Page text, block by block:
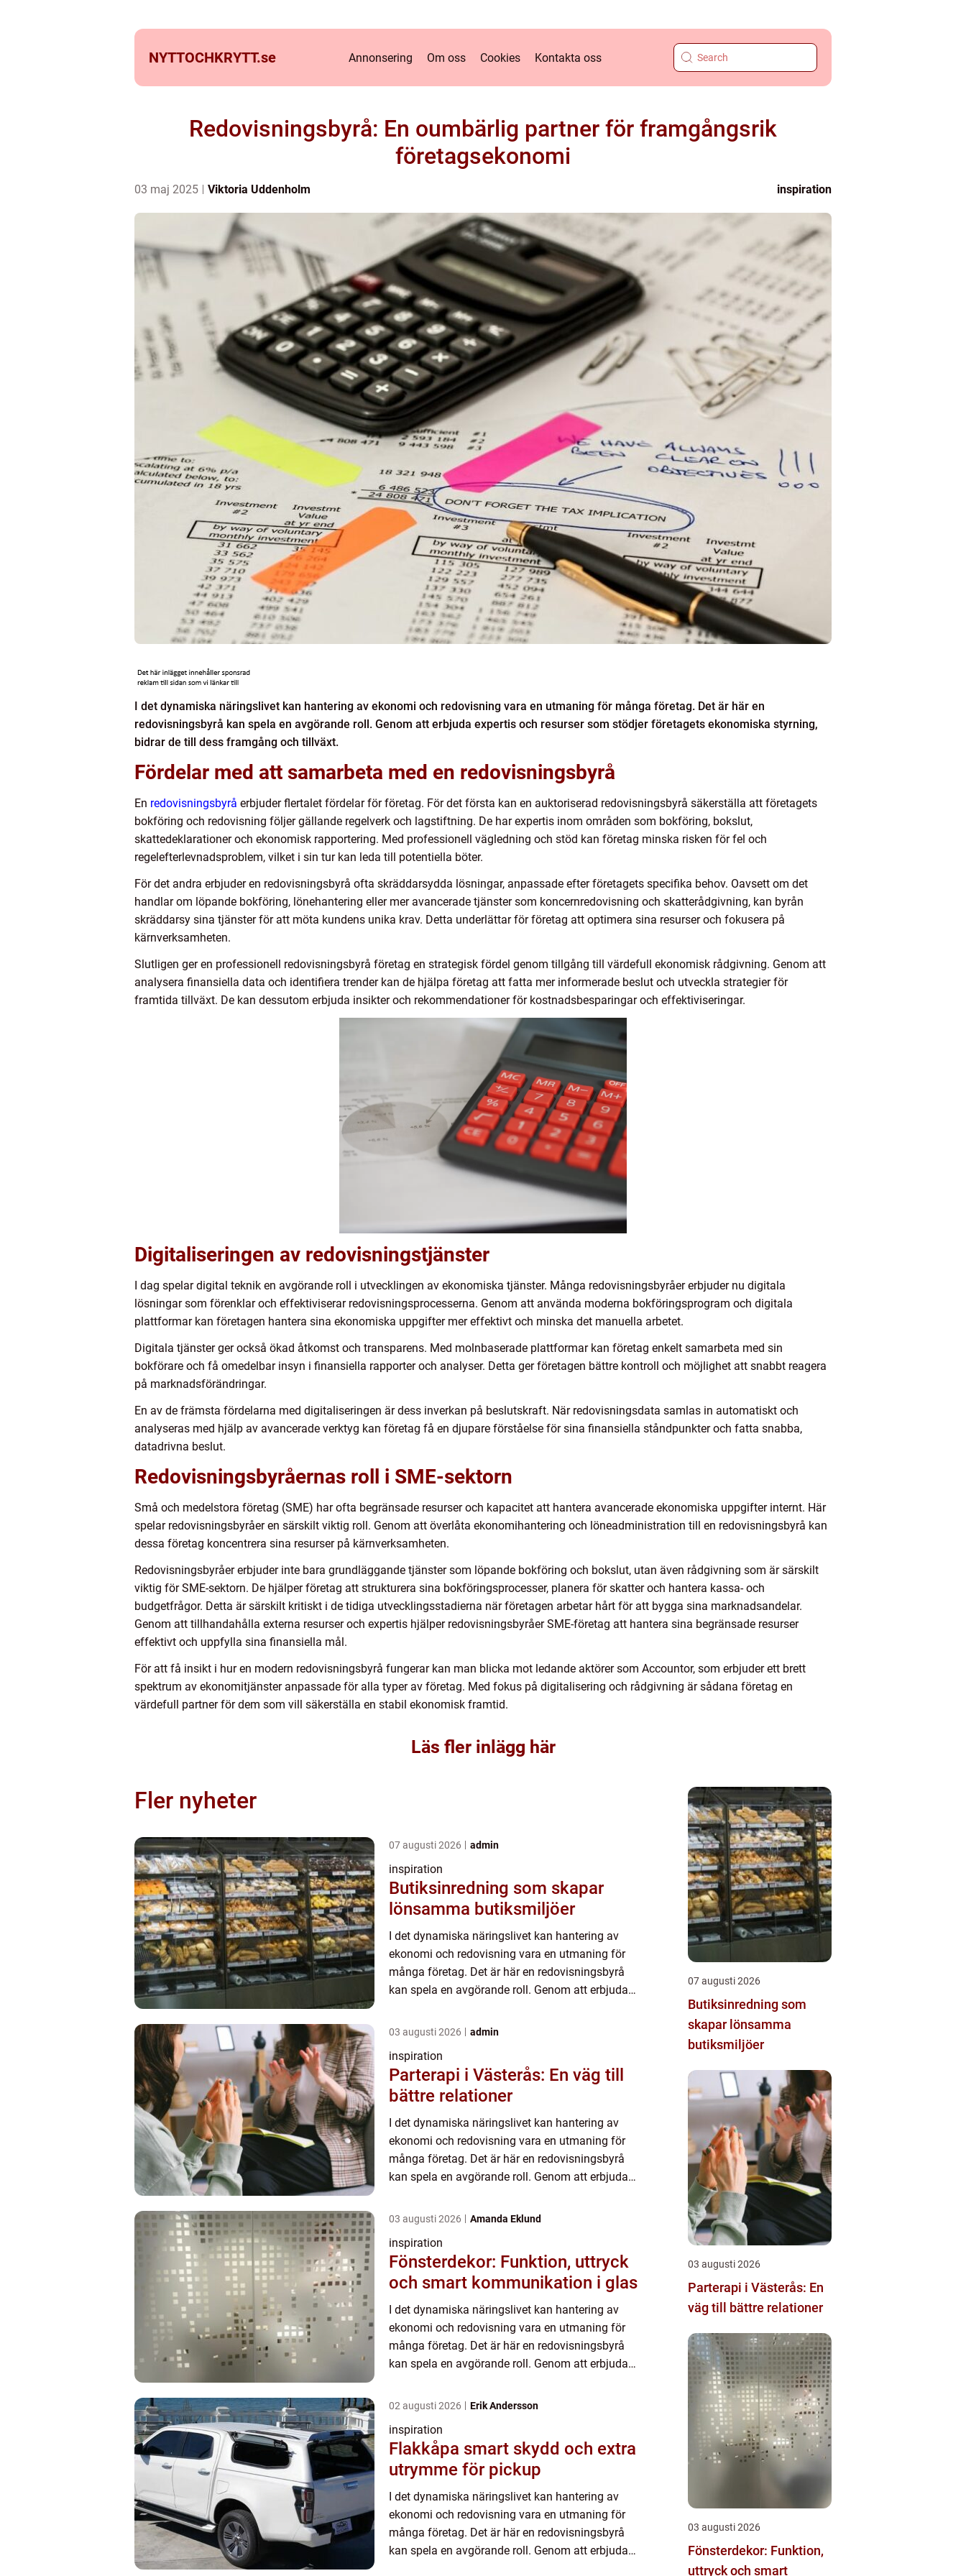
NYTTOCHKRYTT.se Annonsering Om oss Cookies Kontakta oss
Redovisningsbyrå: En oumbärlig partner för framgångsrik
företagsekonomi
03 maj 2025 Viktoria Uddenholm inspiration
I det dynamiska näringslivet kan hantering av ekonomi och redovisning vara en utmaning för många företag. Det är här en
redovisningsbyrå kan spela en avgörande roll. Genom att erbjuda expertis och resurser som stödjer företagets ekonomiska styrning,
bidrar de till dess framgång och tillväxt.
Fördelar med att samarbeta med en redovisningsbyrå
En redovisningsbyrå erbjuder flertalet fördelar för företag. För det första kan en auktoriserad redovisningsbyrå säkerställa att företagets
bokföring och redovisning följer gällande regelverk och lagstiftning. De har expertis inom områden som bokföring, bokslut,
skattedeklarationer och ekonomisk rapportering. Med professionell vägledning och stöd kan företag minska risken för fel och
regelefterlevnadsproblem, vilket i sin tur kan leda till potentiella böter.
För det andra erbjuder en redovisningsbyrå ofta skräddarsydda lösningar, anpassade efter företagets specifika behov. Oavsett om det
handlar om löpande bokföring, lönehantering eller mer avancerade tjänster som koncernredovisning och skatterådgivning, kan byrån
skräddarsy sina tjänster för att möta kundens unika krav. Detta underlättar för företag att optimera sina resurser och fokusera på
kärnverksamheten.
Slutligen ger en professionell redovisningsbyrå företag en strategisk fördel genom tillgång till värdefull ekonomisk rådgivning. Genom att
analysera finansiella data och identifiera trender kan de hjälpa företag att fatta mer informerade beslut och utveckla strategier för
framtida tillväxt. De kan dessutom erbjuda insikter och rekommendationer för kostnadsbesparingar och effektiviseringar.
Digitaliseringen av redovisningstjänster
I dag spelar digital teknik en avgörande roll i utvecklingen av ekonomiska tjänster. Många redovisningsbyråer erbjuder nu digitala
lösningar som förenklar och effektiviserar redovisningsprocesserna. Genom att använda moderna bokföringsprogram och digitala
plattformar kan företagen hantera sina ekonomiska uppgifter mer effektivt och minska det manuella arbetet.
Digitala tjänster ger också ökad åtkomst och transparens. Med molnbaserade plattformar kan företag enkelt samarbeta med sin
bokförare och få omedelbar insyn i finansiella rapporter och analyser. Detta ger företagen bättre kontroll och möjlighet att snabbt reagera
på marknadsförändringar.
En av de främsta fördelarna med digitaliseringen är dess inverkan på beslutskraft. När redovisningsdata samlas in automatiskt och
analyseras med hjälp av avancerade verktyg kan företag få en djupare förståelse för sina finansiella ståndpunkter och fatta snabba,
datadrivna beslut.
Redovisningsbyråernas roll i SME-sektorn
Små och medelstora företag (SME) har ofta begränsade resurser och kapacitet att hantera avancerade ekonomiska uppgifter internt. Här
spelar redovisningsbyråer en särskilt viktig roll. Genom att överlåta ekonomihantering och löneadministration till en redovisningsbyrå kan
dessa företag koncentrera sina resurser på kärnverksamheten.
Redovisningsbyråer erbjuder inte bara grundläggande tjänster som löpande bokföring och bokslut, utan även rådgivning som är särskilt
viktig för SME-sektorn. De hjälper företag att strukturera sina bokföringsprocesser, planera för skatter och hantera kassa- och
budgetfrågor. Detta är särskilt kritiskt i de tidiga utvecklingsstadierna när företagen arbetar hårt för att bygga sina marknadsandelar.
Genom att tillhandahålla externa resurser och expertis hjälper redovisningsbyråer SME-företag att hantera sina begränsade resurser
effektivt och uppfylla sina finansiella mål.
För att få insikt i hur en modern redovisningsbyrå fungerar kan man blicka mot ledande aktörer som Accountor, som erbjuder ett brett
spektrum av ekonomitjänster anpassade för alla typer av företag. Med fokus på digitalisering och rådgivning är sådana företag en
värdefull partner för dem som vill säkerställa en stabil ekonomisk framtid.
Läs fler inlägg här
Fler nyheter
07 augusti 2026 admin
inspiration
Butiksinredning som skapar
lönsamma butiksmiljöer
I det dynamiska näringslivet kan hantering av
ekonomi och redovisning vara en utmaning för
många företag. Det är här en redovisningsbyrå
kan spela en avgörande roll. Genom att erbjuda
03 augusti 2026 admin
inspiration
Parterapi i Västerås: En väg till
bättre relationer
I det dynamiska näringslivet kan hantering av
ekonomi och redovisning vara en utmaning för
många företag. Det är här en redovisningsbyrå
kan spela en avgörande roll. Genom att erbjuda
03 augusti 2026 Amanda Eklund
inspiration
Fönsterdekor: Funktion, uttryck
och smart kommunikation i glas
I det dynamiska näringslivet kan hantering av
ekonomi och redovisning vara en utmaning för
många företag. Det är här en redovisningsbyrå
kan spela en avgörande roll. Genom att erbjuda
02 augusti 2026 Erik Andersson
inspiration
Flakkåpa smart skydd och extra
utrymme för pickup
I det dynamiska näringslivet kan hantering av
ekonomi och redovisning vara en utmaning för
många företag. Det är här en redovisningsbyrå
kan spela en avgörande roll. Genom att erbjuda
07 augusti 2026
Butiksinredning som
skapar lönsamma
butiksmiljöer
03 augusti 2026
Parterapi i Västerås: En
väg till bättre relationer
03 augusti 2026
Fönsterdekor: Funktion,
uttryck och smart